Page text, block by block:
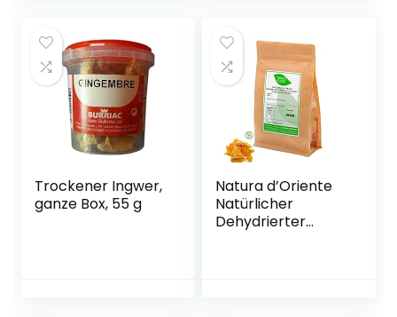
Trockener Ingwer,
ganze Box, 55 g
Natura d’Oriente
Natürlicher
Dehydrierter